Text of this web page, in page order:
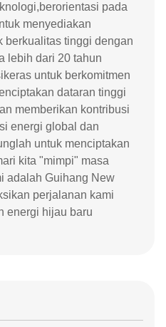
pada
menyediakan
berkualitas tinggi dengan
lebih dari 20 tahun
untuk berkomitmen
dataran tinggi
memberikan kontribusi
energi global dan
untuk menciptakan
kita "mimpi" masa
adalah Guihang New
perjalanan kami
energi hijau baru